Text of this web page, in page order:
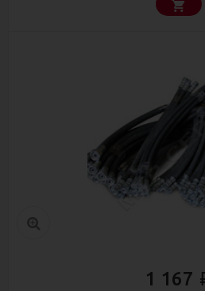
1 167